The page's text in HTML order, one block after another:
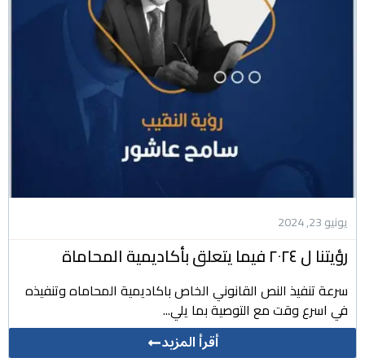
يونيو 23, 2024
رؤيتنا ل ٢٠٢٤ فيما يتعلق بأكاديمية المحاماة
سرعة تنفيذ النص القانوني الخاص باكاديمية المحاماه وتنفيذه
في اسرع وقت مع التوصية بما يلي...
أقرأ المزيد